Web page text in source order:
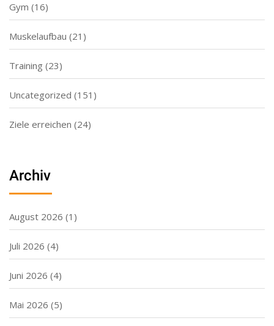
Gym (16)
Muskelaufbau (21)
Training (23)
Uncategorized (151)
Ziele erreichen (24)
Archiv
August 2026 (1)
Juli 2026 (4)
Juni 2026 (4)
Mai 2026 (5)